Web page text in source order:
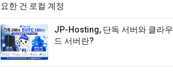
요한 건 로컬 계정
JP-Hosting, 단독 서버와 클라우
드 서버란?